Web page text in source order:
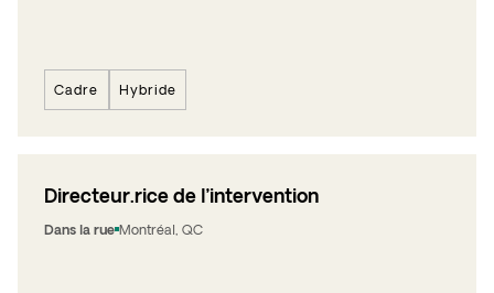
Cadre Hybride
Directeur.rice de l’intervention
Dans la rue Montréal, QC